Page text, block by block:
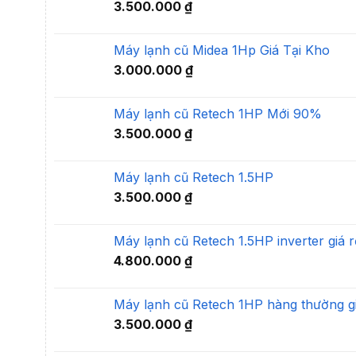
3.500.000 ₫
Máy lạnh cũ Midea 1Hp Giá Tại Kho
3.000.000 ₫
Máy lạnh cũ Retech 1HP Mới 90%
3.500.000 ₫
Máy lạnh cũ Retech 1.5HP
3.500.000 ₫
Máy lạnh cũ Retech 1.5HP inverter giá
4.800.000 ₫
Máy lạnh cũ Retech 1HP hàng thường
3.500.000 ₫